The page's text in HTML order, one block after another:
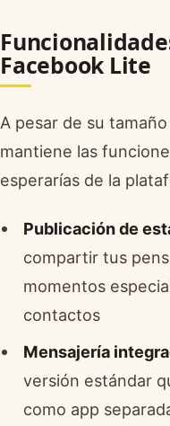
Facebook Lite
A pesar de su
mantiene las
esperarías de la
Publicación de
compartir tus
momentos
contactos
Mensajería
versión estándar
como app